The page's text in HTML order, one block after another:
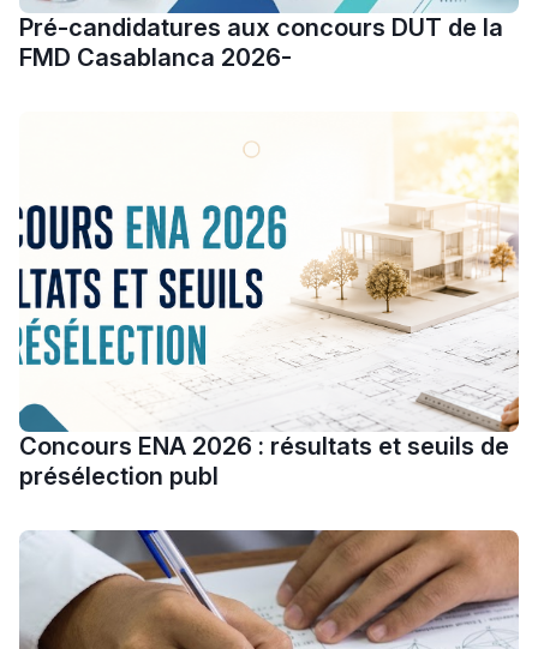
فالرّياضة و الدّراسة
Pré-candidatures aux concours DUT de la
FMD Casablanca 2026-
Concours ENA 2026 : résultats et seuils de
présélection publ